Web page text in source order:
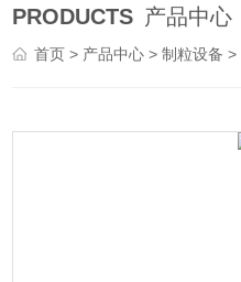
PRODUCTS 产品中心
首页 > 产品中心 >制粒设备 >